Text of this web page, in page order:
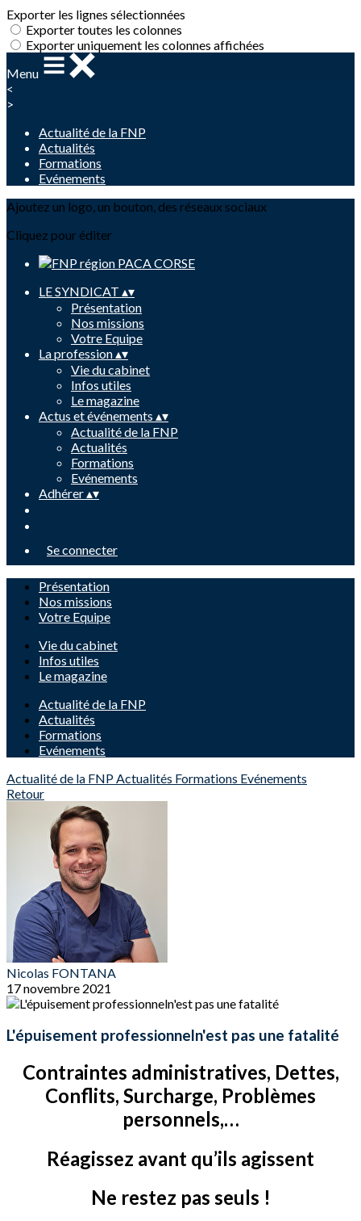
Exporter les lignes sélectionnées
Exporter toutes les colonnes
Exporter uniquement les colonnes affichées
Menu
<
>
Actualité de la FNP
Actualités
Formations
Evénements
Ajoutez un logo, un bouton, des réseaux sociaux
Cliquez pour éditer
LE SYNDICAT ▴▾
Présentation
Nos missions
Votre Equipe
La profession▴▾
Vie du cabinet
Infos utiles
Le magazine
Actus et événements ▴▾
Actualité de la FNP
Actualités
Formations
Evénements
Adhérer▴▾
Se connecter
Présentation
Nos missions
Votre Equipe
Vie du cabinet
Infos utiles
Le magazine
Actualité de la FNP
Actualités
Formations
Evénements
Actualité de la FNPActualités Formations Evénements
Retour
Nicolas FONTANA
17 novembre 2021
L'épuisement professionneln'est pas une fatalité
Contraintes administratives, Dettes,
Conflits, Surcharge, Problèmes
personnels,…
Réagissez avant qu’ils agissent
Ne restez pas seuls !